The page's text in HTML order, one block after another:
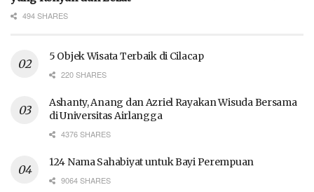
494 SHARES
5 Objek Wisata Terbaik di Cilacap
220 SHARES
Ashanty, Anang dan Azriel Rayakan Wisuda Bersama
di Universitas Airlangga
4376 SHARES
124 Nama Sahabiyat untuk Bayi Perempuan
9064 SHARES